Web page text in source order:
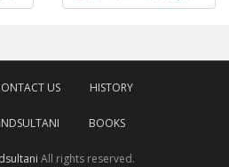
US HISTORY
BOOKS
All rights reserved.